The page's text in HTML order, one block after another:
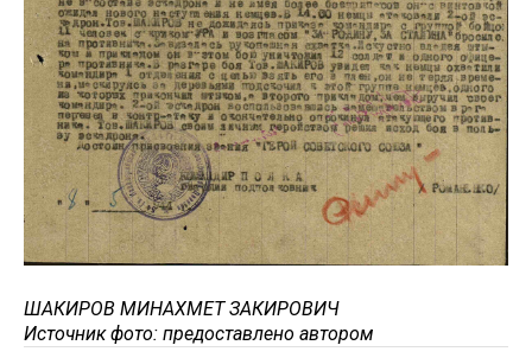
ШАКИРОВ МИНАХМЕТ ЗАКИРОВИЧ
Источник фото: предоставлено автором